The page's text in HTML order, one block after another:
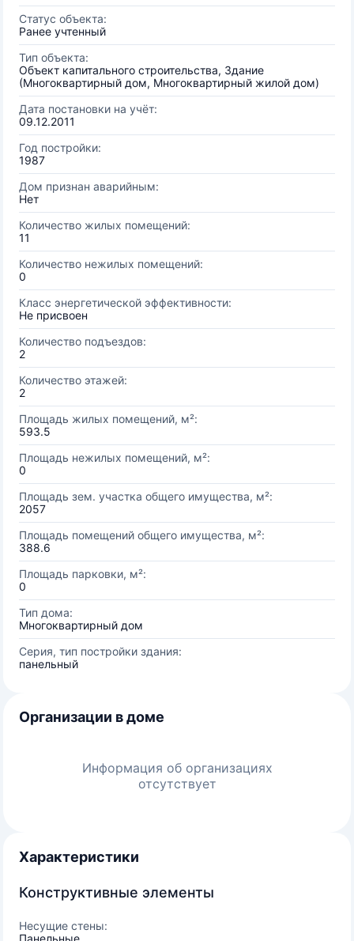
Статус объекта:
Ранее учтенный
Тип объекта:
Объект капитального строительства, Здание
(Многоквартирный дом, Многоквартирный жилой дом)
Дата постановки на учёт:
09.12.2011
Год постройки:
1987
Дом признан аварийным:
Нет
Количество жилых помещений:
11
Количество нежилых помещений:
0
Класс энергетической эффективности:
Не присвоен
Количество подъездов:
2
Количество этажей:
2
Площадь жилых помещений, м²:
593.5
Площадь нежилых помещений, м²:
0
Площадь зем. участка общего имущества, м²:
2057
Площадь помещений общего имущества, м²:
388.6
Площадь парковки, м²:
0
Тип дома:
Многоквартирный дом
Серия, тип постройки здания:
панельный
Организации в доме
Информация об организациях
отсутствует
Характеристики
Конструктивные элементы
Несущие стены:
Панельные